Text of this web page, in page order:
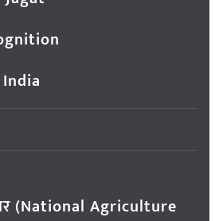
(National Agriculture